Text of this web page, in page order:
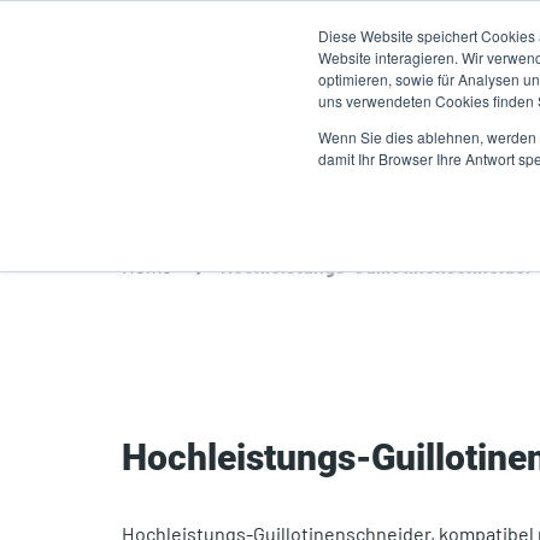
Diese Website speichert
Website interagieren. Wir
optimieren, sowie für Analysen
uns verwendeten Cookies
Wenn Sie dies ablehnen,
damit Ihr Browser Ihre Antwort
Home Hochleistungs-Guillotinenschneider
Hochleistungs-
Hochleistungs-Guillotinenschneider,